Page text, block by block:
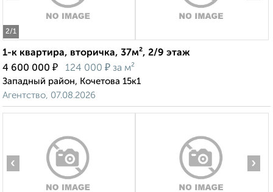
2/1
1-к квартира, вторичка, 37м², 2/9 этаж
4 600 000 ₽ 124 000 ₽ за м²
Западный район, Кочетова 15к1
Агентство, 07.08.2026
‹ ›